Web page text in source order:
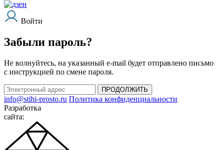
Войти
Забыли пароль?
Не волнуйтесь, на указанный e-mail будет отправлено письмо
с инструкцией по смене пароля.
ПРОДОЛЖИТЬ
info@stihi-prosto.ru Политика конфиденциальности
Разработка
сайта: